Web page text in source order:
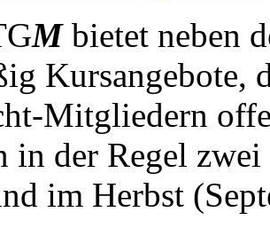
Mbietet neben
Kursangebote,
Mitgliedern
in der Regel
im Herbst